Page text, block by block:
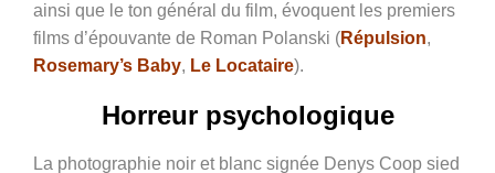
ainsi que le ton général du film, évoquent les premiers
films d’épouvante de Roman Polanski ( Répulsion,
Rosemary’s Baby, Le Locataire).
Horreur psychologique
La photographie noir et blanc signée Denys Coop sied